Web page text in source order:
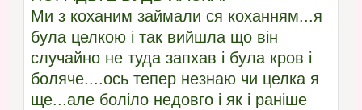
Ми з коханим займали ся коханням...я
була целкою і так вийшла що він
случайно не туда запхав і була кров і
боляче....ось тепер незнаю чи целка я
ще...але боліло недовго і як і раніше